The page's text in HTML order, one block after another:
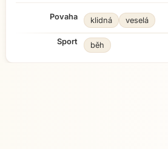
Povaha klidná veselá
Sport běh